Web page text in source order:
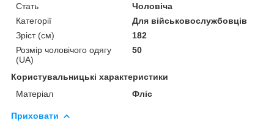
Стать
Чоловіча
Категорії
Для військовослужбовців
Зріст (см)
182
Розмір чоловічого одягу
(UA)
50
Користувальницькі характеристики
Матеріал
Фліс
Приховати